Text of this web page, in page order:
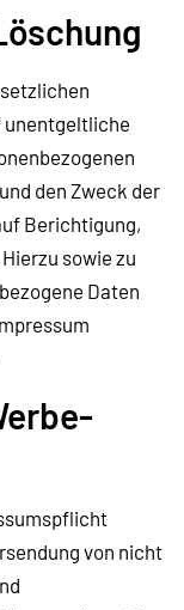
unentgeltliche
den Zweck der
Berichtigung,
sowie zu
Daten
von nicht